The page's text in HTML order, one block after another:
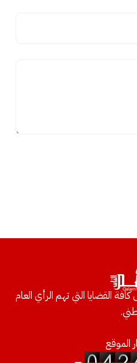
القضايا التي تهم الرأي العام
الموقع